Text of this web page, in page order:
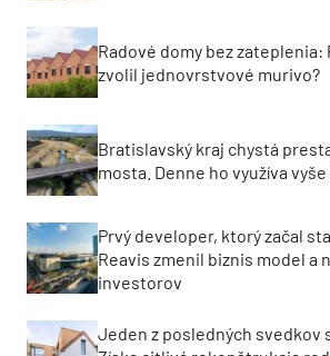
Radové domy bez
zvolil jednovrstvové murivo?
Bratislavský kraj chystá
mosta. Denne ho využíva
Prvý developer, ktorý začal
Reavis zmenil biznis model a
investorov
Jeden z posledných svedkov